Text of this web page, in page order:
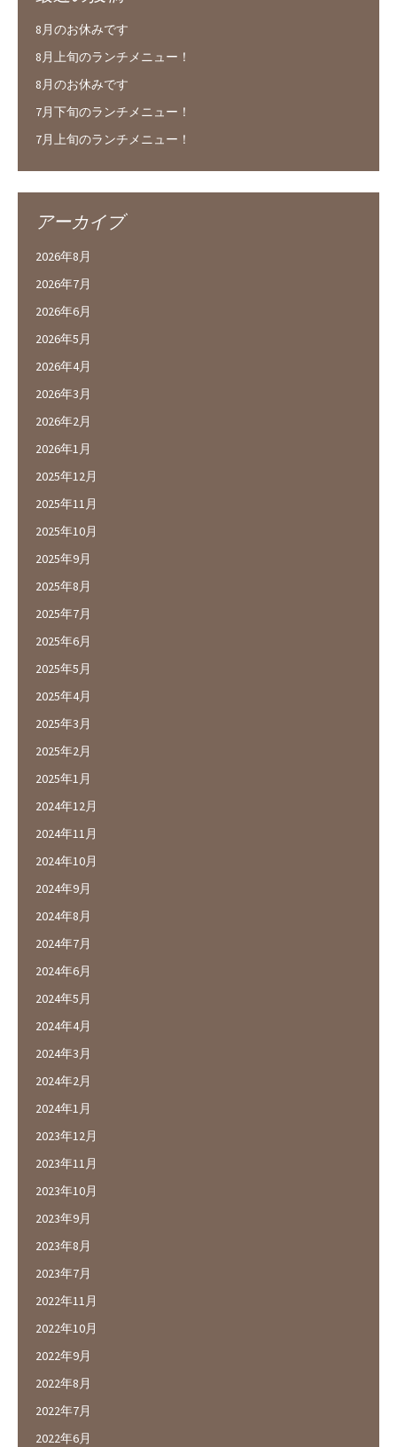
8月のお休みです
8月上旬のランチメニュー！
8月のお休みです
7月下旬のランチメニュー！
7月上旬のランチメニュー！
アーカイブ
2026年8月
2026年7月
2026年6月
2026年5月
2026年4月
2026年3月
2026年2月
2026年1月
2025年12月
2025年11月
2025年10月
2025年9月
2025年8月
2025年7月
2025年6月
2025年5月
2025年4月
2025年3月
2025年2月
2025年1月
2024年12月
2024年11月
2024年10月
2024年9月
2024年8月
2024年7月
2024年6月
2024年5月
2024年4月
2024年3月
2024年2月
2024年1月
2023年12月
2023年11月
2023年10月
2023年9月
2023年8月
2023年7月
2022年11月
2022年10月
2022年9月
2022年8月
2022年7月
2022年6月